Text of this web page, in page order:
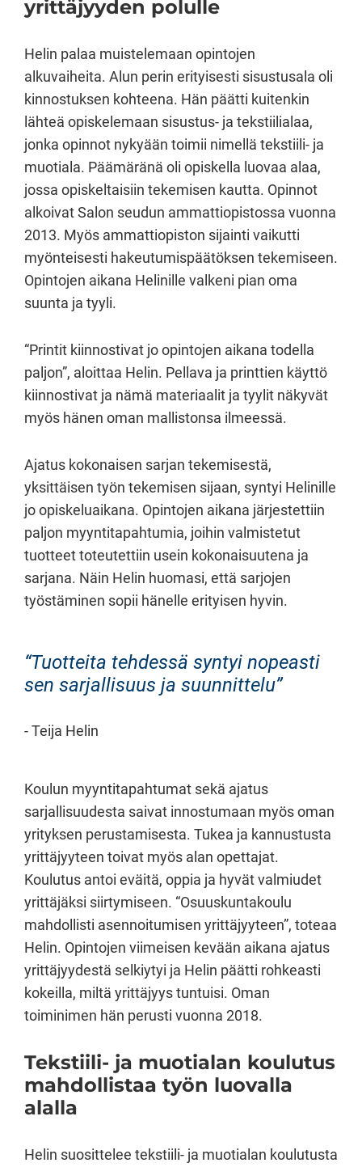
yrittäjyyden polulle
Helin palaa muistelemaan opintojen
alkuvaiheita. Alun perin erityisesti sisustusala oli
kinnostuksen kohteena. Hän päätti kuitenkin
lähteä opiskelemaan sisustus- ja tekstiilialaa,
jonka opinnot nykyään toimii nimellä tekstiili- ja
muotiala. Päämäränä oli opiskella luovaa alaa,
jossa opiskeltaisiin tekemisen kautta. Opinnot
alkoivat Salon seudun ammattiopistossa vuonna
2013. Myös ammattiopiston sijainti vaikutti
myönteisesti hakeutumispäätöksen tekemiseen.
Opintojen aikana Helinille valkeni pian oma
suunta ja tyyli.
“Printit kiinnostivat jo opintojen aikana todella
paljon”, aloittaa Helin. Pellava ja printtien käyttö
kiinnostivat ja nämä materiaalit ja tyylit näkyvät
myös hänen oman mallistonsa ilmeessä.
Ajatus kokonaisen sarjan tekemisestä,
yksittäisen työn tekemisen sijaan, syntyi Helinille
jo opiskeluaikana. Opintojen aikana järjestettiin
paljon myyntitapahtumia, joihin valmistetut
tuotteet toteutettiin usein kokonaisuutena ja
sarjana. Näin Helin huomasi, että sarjojen
työstäminen sopii hänelle erityisen hyvin.
Tuotteita tehdessä syntyi nopeasti
sen sarjallisuus ja suunnittelu
Teija Helin
Koulun myyntitapahtumat sekä ajatus
sarjallisuudesta saivat innostumaan myös oman
yrityksen perustamisesta. Tukea ja kannustusta
yrittäjyyteen toivat myös alan opettajat.
Koulutus antoi eväitä, oppia ja hyvät valmiudet
yrittäjäksi siirtymiseen. “Osuuskuntakoulu
mahdollisti asennoitumisen yrittäjyyteen”, toteaa
Helin. Opintojen viimeisen kevään aikana ajatus
yrittäjyydestä selkiytyi ja Helin päätti rohkeasti
kokeilla, miltä yrittäjyys tuntuisi. Oman
toiminimen hän perusti vuonna 2018.
Tekstiili- ja muotialan koulutus
mahdollistaa työn luovalla
alalla
Helin suosittelee tekstiili- ja muotialan koulutusta